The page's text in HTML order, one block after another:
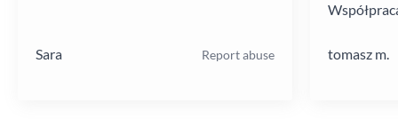
Sara Report abuse
tomasz m.